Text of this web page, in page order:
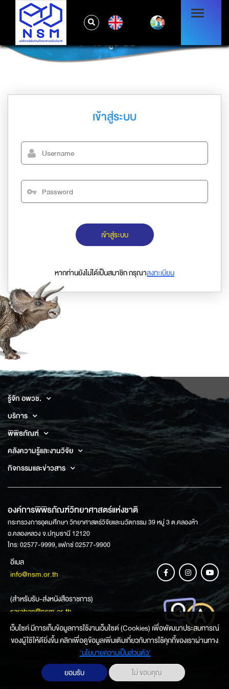
เข้าสู่ระบบ
เข้าสู่ระบบ
เข้าสู่ระบบ
หากท่านยังไม่ได้เป็นสมาชิก กรุณาลงทะเบียน
รู้จัก อพวช.
บริการ
พิพิธภัณฑ์
คลังความรู้และงานวิจัย
กิจกรรมและข่าวสาร
องค์การพิพิธภัณฑ์วิทยาศาสตร์แห่งชาติ
กระทรวงการอุดมศึกษา วิทยาศาสตร์วิจัยและนวัตกรรม 39 หมู่ 3 ต.คลองห้า
อ.คลองหลวง จ.ปทุมธานี 12120
โทร: 02577-9999, แฟกซ์ 02577-9900
อีเมล
info@nsm.or.th
(สำหรับรับ-ส่งหนังสือราชการ)
saraban@nsm.or.th
ช่องทางการสอบถามข้อมูล
เว็บไซค์ มีการเก็บข้อมูลการใช้งานเว็บไซต์ (Cookies) เพื่อพัฒนาประสบการณ์
ของผู้ใช้ให้ดียิ่งขึ้น คลิกเพื่อดูข้อมูลเพิ่มเติมเกี่ยวกับการใช้คุกกี้ของเราผ่านทาง
‘นโยบายความเป็นส่วนตัว'
ยอมรับ
ไม่ ขอบคุณ